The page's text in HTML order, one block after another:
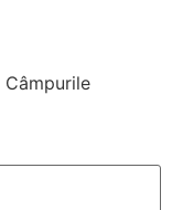
Câmpurile